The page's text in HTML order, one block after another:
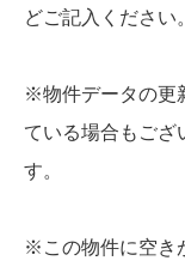
どご記入ください。
※物件データの更
ている場合もござ
す。
※この物件に空き